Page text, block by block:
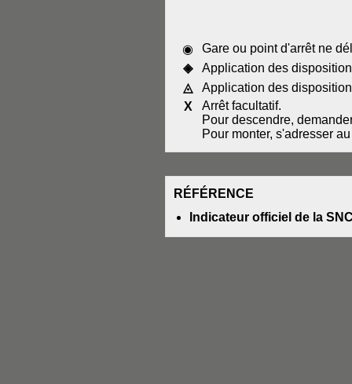
◉
Gare ou point d'arrêt ne
◈
Application des
◬
Application des
X
Arrêt facultatif.
Pour descendre,
Pour monter, s'adresser
RÉFÉRENCE
Indicateur officiel de la